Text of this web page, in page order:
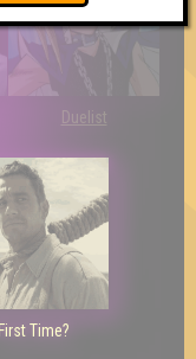
Duelist
First Time?